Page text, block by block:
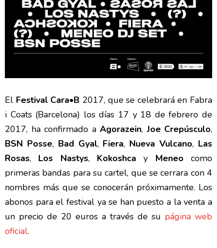
El Festival Cara•B 2017, que se celebrará en Fabra
i Coats (Barcelona) los días 17 y 18 de febrero de
2017, ha confirmado a Agorazein, Joe Crepúsculo,
BSN Posse, Bad Gyal, Fiera, Nueva Vulcano, Las
Rosas, Los Nastys, Kokoshca y Meneo como
primeras bandas para su cartel, que se cerrara con 4
nombres más que se conocerán próximamente. Los
abonos para el festival ya se han puesto a la venta a
un precio de 20 euros a través de su página web
oficial.